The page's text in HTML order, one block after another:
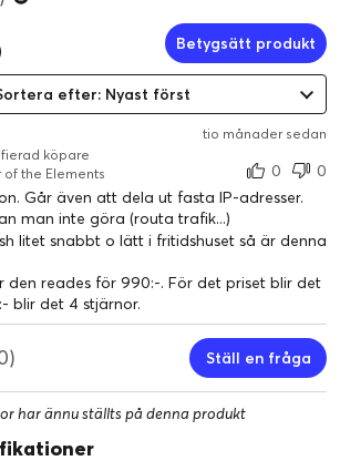
Betygsätt produkt
efter: Nyast först
tio månader sedan
köpare
of the Elements
0
0
Går även att dela ut fasta IP-adresser.
man inte göra (routa trafik...)
litet snabbt o lätt i fritidshuset så är denna
den reades för 990:-. För det priset blir det
blir det 4 stjärnor.
Ställ en fråga
har ännu ställts på denna produkt